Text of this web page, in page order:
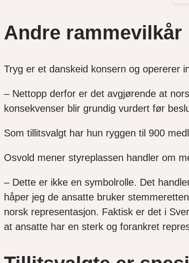
Andre rammevilkår
Tryg er et danskeid konsern og opererer
– Nettopp derfor er det avgjørende at
konsekvenser blir grundig vurdert før
Som tillitsvalgt har hun ryggen til 900
Osvold mener styreplassen handler om
– Dette er ikke en symbolrolle. Det
håper jeg de ansatte bruker
norsk representasjon. Faktisk er det i
at ansatte har en sterk og forankret